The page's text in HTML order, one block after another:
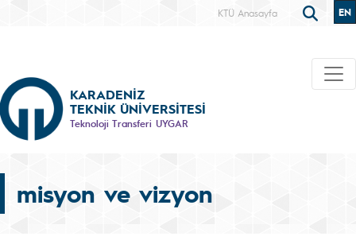
KTÜ Anasayfa EN
KARADENİZ
TEKNİK ÜNİVERSİTESİ
Teknoloji Transferi UYGAR
misyon ve vizyon